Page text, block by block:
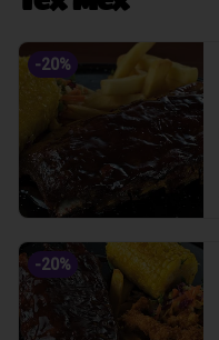
-20%
-20%